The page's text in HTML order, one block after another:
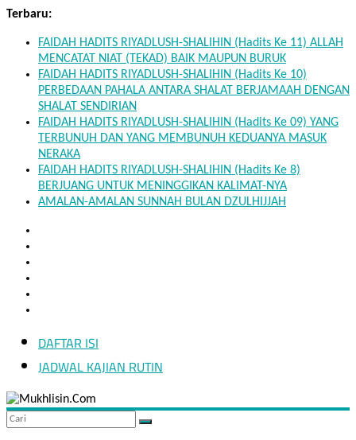
Skip
content
Terbaru:
FAIDAH HADITS RIYADLUSH-SHALIHIN (Hadits Ke 11) ALLAH
MENCATAT NIAT (TEKAD) BAIK MAUPUN BURUK
FAIDAH HADITS RIYADLUSH-SHALIHIN (Hadits Ke 10)
PERBEDAAN PAHALA ANTARA SHALAT BERJAMAAH DENGAN
SHALAT SENDIRIAN
FAIDAH HADITS RIYADLUSH-SHALIHIN (Hadits Ke 09) YANG
TERBUNUH DAN YANG MEMBUNUH KEDUANYA MASUK
NERAKA
FAIDAH HADITS RIYADLUSH-SHALIHIN (Hadits Ke 8)
BERJUANG UNTUK MENINGGIKAN KALIMAT-NYA
AMALAN-AMALAN SUNNAH BULAN DZULHIJJAH
Mukhlisin.Com
seperti
orang
DAFTAR ISI
JADWAL KAJIAN RUTIN